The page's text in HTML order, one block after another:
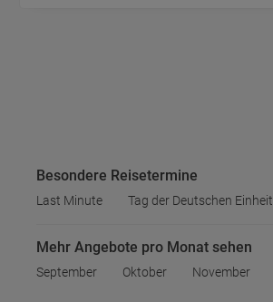
Besondere Reisetermine
Last Minute Tag der Deutschen Einheit
Mehr Angebote pro Monat sehen
September Oktober November